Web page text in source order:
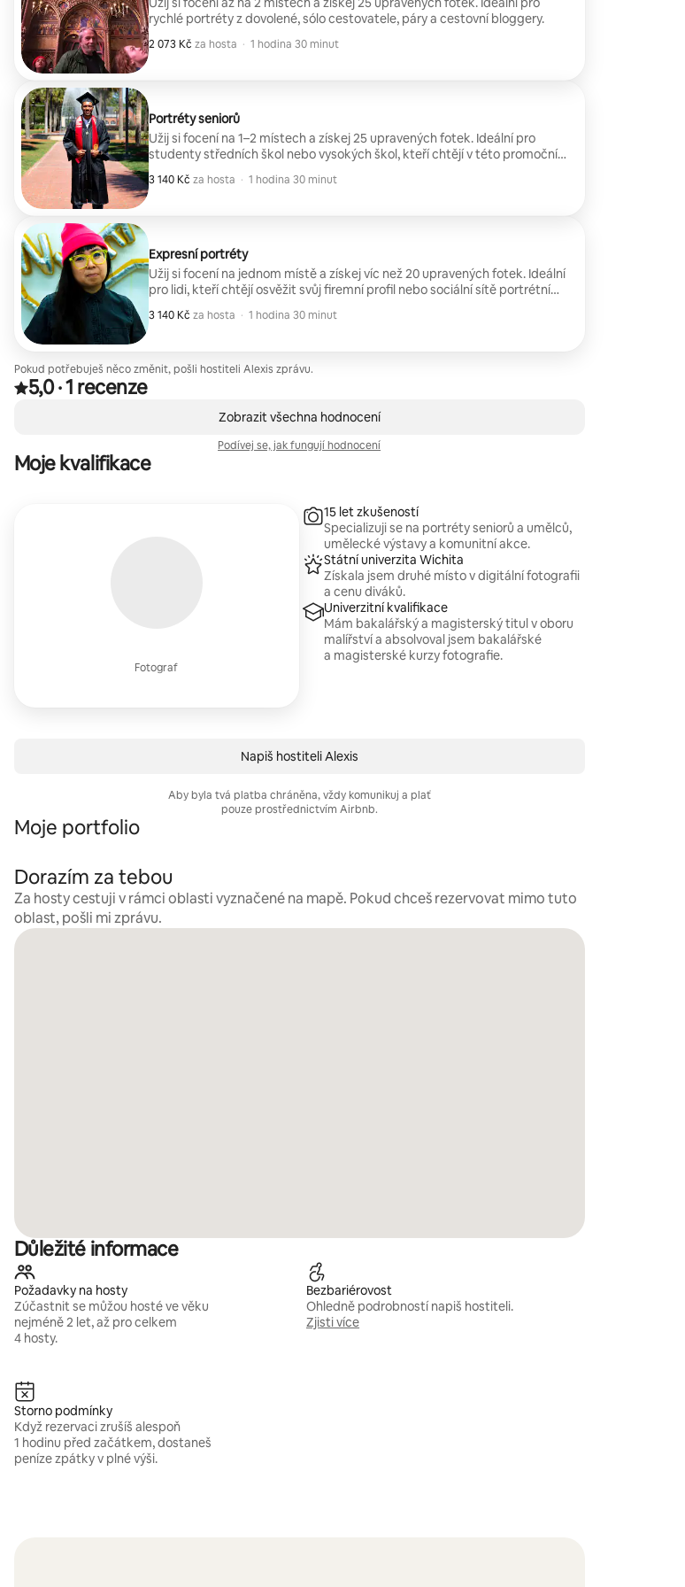
rychlé portréty z dovolené, sólo cestovatele, páry a cestovní bloggery.
2 073 Kč za hosta
2 073 Kč za hosta
, · 1 hodina 30 minut
Portréty seniorů
Užij si focení na 1–2 místech a získej 25 upravených fotek. Ideální pro
studenty středních škol nebo vysokých škol, kteří chtějí v této promoční
sezóně oslavit svou významnou událost!
3 140 Kč za hosta
3 140 Kč za hosta
, · 1 hodina 30 minut
Expresní portréty
Užij si focení na jednom místě a získej víc než 20 upravených fotek. Ideální
pro lidi, kteří chtějí osvěžit svůj firemní profil nebo sociální sítě portrétními
3 140 Kč za hosta
3 140 Kč za hosta
, · 1 hodina 30 minut
Pokud potřebuješ něco změnit, pošli hostiteli Alexis zprávu.
Hodnocení: 5,0 z 5 hvězdiček, z 1 hodnocení
5,0
, ·1 recenze
Zobrazit všechna hodnocení
Podívej se, jak fungují hodnocení
Moje kvalifikace
Fotograf
15 let zkušeností
Specializuji se na portréty seniorů a umělců,
umělecké výstavy a komunitní akce.
Státní univerzita Wichita
Získala jsem druhé místo v digitální fotografii
a cenu diváků.
Univerzitní kvalifikace
Mám bakalářský a magisterský titul v oboru
malířství a absolvoval jsem bakalářské
a magisterské kurzy fotografie.
Napiš hostiteli Alexis
Aby byla tvá platba chráněna, vždy komunikuj a plať
pouze prostřednictvím Airbnb.
Moje portfolio
Dorazím za tebou
Za hosty cestuji v rámci oblasti vyznačené na mapě. Pokud chceš rezervovat mimo tuto
oblast, pošli mi zprávu.
Důležité informace
Požadavky na hosty
Zúčastnit se můžou hosté ve věku
nejméně 2 let, až pro celkem
4 hosty.
Bezbariérovost
Ohledně podrobností napiš hostiteli.
Zjisti více
Storno podmínky
Když rezervaci zrušíš alespoň
1 hodinu před začátkem, dostaneš
peníze zpátky v plné výši.